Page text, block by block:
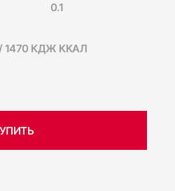
0.1
1470 КДЖ ККАЛ